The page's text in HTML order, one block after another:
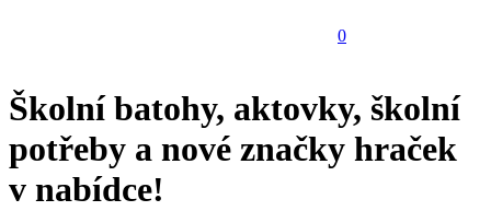
0
Školní batohy, aktovky, školní
potřeby a nové značky hraček
v nabídce!